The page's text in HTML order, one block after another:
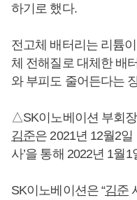
하기로 했다.
전고체 배터리는 리튬
체 전해질로 대체한 배
와 부피도 줄어든다는
△SK이노베이션 부회
김준은 2021년 12월2일
사’을 통해 2022년 1월
SK이노베이션은 “김준